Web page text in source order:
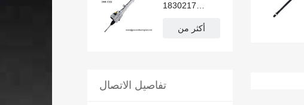
1830217
علبة توجيه
أكثر من
تفاصيل الاتصال